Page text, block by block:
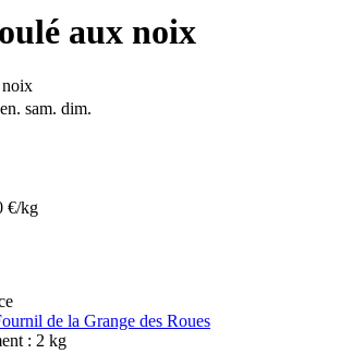
aux noix
sam. dim.
€/kg
de la Grange des Roues
: 2 kg